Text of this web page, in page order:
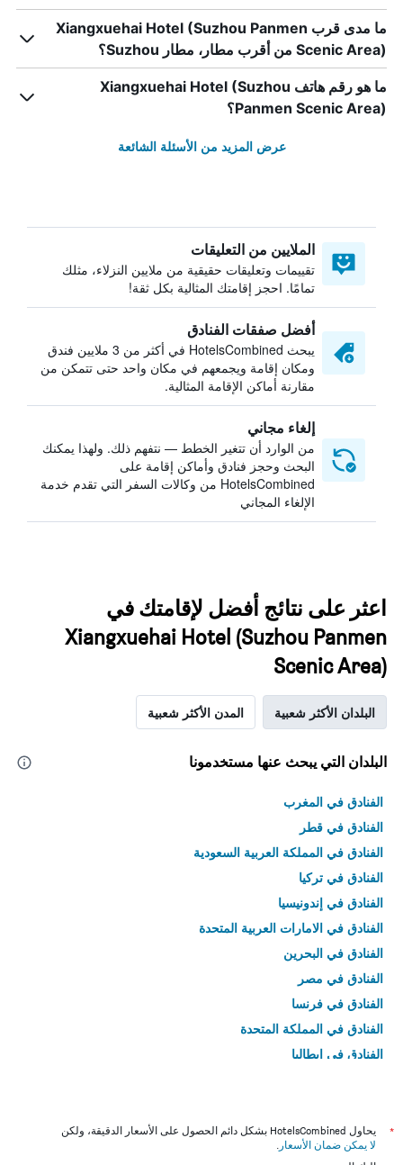
ما مدى قرب Xiangxuehai Hotel (Suzhou Panmen
Scenic Area) من أقرب مطار، مطار Suzhou؟
ما هو رقم هاتف Xiangxuehai Hotel (Suzhou
Panmen Scenic Area)؟
عرض المزيد من الأسئلة الشائعة
الملايين من التعليقات
تقييمات وتعليقات حقيقية من ملايين النزلاء، مثلك
تمامًا. احجز إقامتك المثالية بكل ثقة!
أفضل صفقات الفنادق
يبحث HotelsCombined في أكثر من 3 ملايين فندق
ومكان إقامة ويجمعهم في مكان واحد حتى تتمكن من
مقارنة أماكن الإقامة المثالية.
إلغاء مجاني
من الوارد أن تتغير الخطط — نتفهم ذلك. ولهذا يمكنك
البحث وحجز فنادق وأماكن إقامة على
HotelsCombined من وكالات السفر التي تقدم خدمة
الإلغاء المجاني
اعثر على نتائج أفضل لإقامتك في
Xiangxuehai Hotel (Suzhou Panmen
Scenic Area)
البلدان الأكثر شعبية المدن الأكثر شعبية
البلدان التي يبحث عنها مستخدمونا
الفنادق في المغرب
الفنادق في قطر
الفنادق في المملكة العربية السعودية
الفنادق في تركيا
الفنادق في إندونيسيا
الفنادق في الامارات العربية المتحدة
الفنادق في البحرين
الفنادق في مصر
الفنادق في فرنسا
الفنادق في المملكة المتحدة
الفنادق في إيطاليا
*
يحاول HotelsCombined بشكل دائم الحصول على الأسعار الدقيقة، ولكن
لا يمكن ضمان الأسعار .